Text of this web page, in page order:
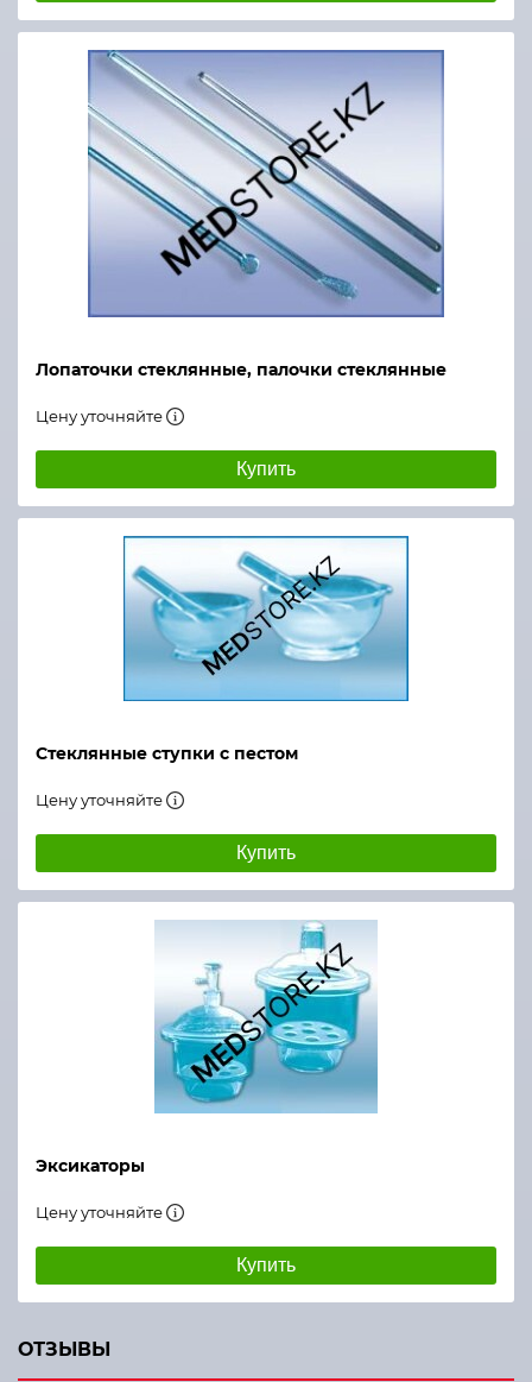
Лопаточки стеклянные, палочки стеклянные
Цену уточняйте
Купить
Стеклянные ступки с пестом
Цену уточняйте
Купить
Эксикаторы
Цену уточняйте
Купить
ОТЗЫВЫ